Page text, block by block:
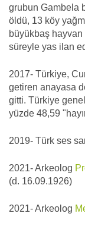
grubun Gambela
öldü, 13 köy
büyükbaş hayvan
süreyle yas ilan
2017- Türkiye,
getiren anayasa
gitti. Türkiye
yüzde 48,59
2019- Türk ses
2021- Arkeolog
(d. 16.09.1926)
2021- Arkeolog